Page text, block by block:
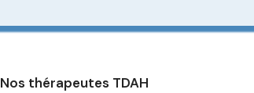
Nos thérapeutes TDAH